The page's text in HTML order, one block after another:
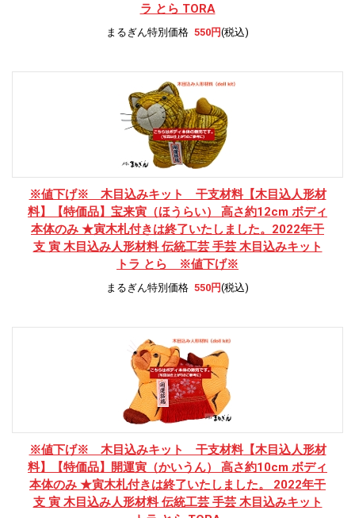
ラ とら TORA
まるぎん特別価格 550円(税込)
※値下げ※ 木目込みキット 干支材料【木目込人形材
料】【特価品】宝来寅（ほうらい） 高さ約12cm ボディ
本体のみ ★寅木札付きは終了いたしました。2022年干
支 寅 木目込み人形材料 伝統工芸 手芸 木目込みキット
トラ とら ※値下げ※
まるぎん特別価格 550円(税込)
※値下げ※ 木目込みキット 干支材料【木目込人形材
料】【特価品】開運寅（かいうん） 高さ約10cm ボディ
本体のみ ★寅木札付きは終了いたしました。 2022年干
支 寅 木目込み人形材料 伝統工芸 手芸 木目込みキット